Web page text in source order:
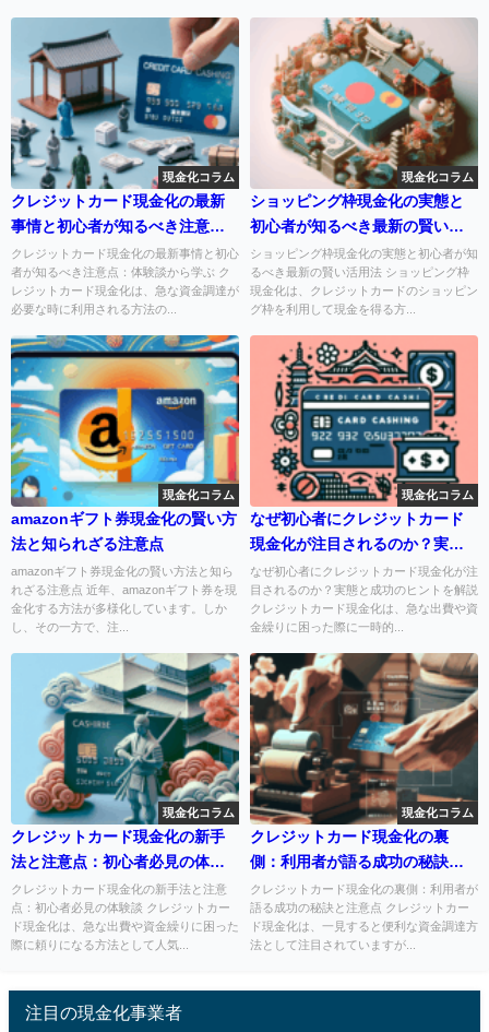
現金化コラム
クレジットカード現金化の最新
事情と初心者が知るべき注意
点：体験談から学ぶ
クレジットカード現金化の最新事情と初心
者が知るべき注意点：体験談から学ぶ ク
レジットカード現金化は、急な資金調達が
必要な時に利用される方法の...
現金化コラム
ショッピング枠現金化の実態と
初心者が知るべき最新の賢い活
用法
ショッピング枠現金化の実態と初心者が知
るべき最新の賢い活用法 ショッピング枠
現金化は、クレジットカードのショッピン
グ枠を利用して現金を得る方...
現金化コラム
amazonギフト券現金化の賢い方
法と知られざる注意点
amazonギフト券現金化の賢い方法と知ら
れざる注意点 近年、amazonギフト券を現
金化する方法が多様化しています。しか
し、その一方で、注...
現金化コラム
なぜ初心者にクレジットカード
現金化が注目されるのか？実態
と成功のヒントを解説
なぜ初心者にクレジットカード現金化が注
目されるのか？実態と成功のヒントを解説
クレジットカード現金化は、急な出費や資
金繰りに困った際に一時的...
現金化コラム
クレジットカード現金化の新手
法と注意点：初心者必見の体験
談
クレジットカード現金化の新手法と注意
点：初心者必見の体験談 クレジットカー
ド現金化は、急な出費や資金繰りに困った
際に頼りになる方法として人気...
現金化コラム
クレジットカード現金化の裏
側：利用者が語る成功の秘訣と
注意点
クレジットカード現金化の裏側：利用者が
語る成功の秘訣と注意点 クレジットカー
ド現金化は、一見すると便利な資金調達方
法として注目されていますが...
注目の現金化事業者